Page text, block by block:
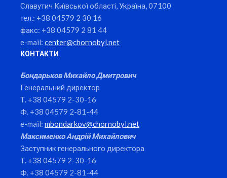
Славутич Київської області, Україна, 07100
тел.: +38 04579 2 30 16
факс: +38 04579 2 81 44
e-mail: center@chornobyl.net
КОНТАКТИ
Бондарьков Михайло Дмитрович
Генеральний директор
Т. +38 04579 2-30-16
Ф. +38 04579 2-81-44
e-mail: mbondarkov@chornobyl.net
Максименко Андрій Михайлович
Заступник генерального директора
Т. +38 04579 2-30-16
Ф. +38 04579 2-81-44